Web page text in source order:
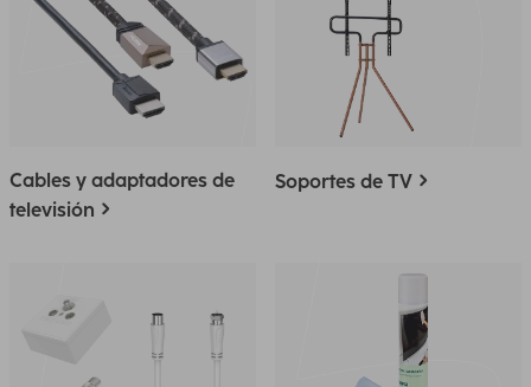
Cables y adaptadores de
televisión
Soportes de TV